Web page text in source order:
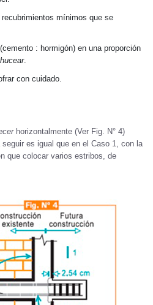
mínimos que se
(cemento : hormigón) en una proporción
.
con cuidado.
horizontalmente (Ver Fig. N° 4)
es igual que en el Caso 1, con la
que colocar varios estribos, de